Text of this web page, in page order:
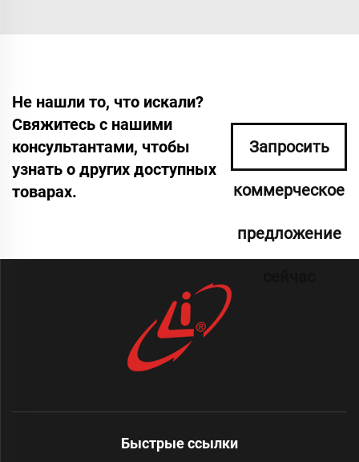
Не нашли то, что искали?
Свяжитесь с нашими
консультантами, чтобы
узнать о других доступных
товарах.
Запросить
коммерческое
предложение
Быстрые ссылки